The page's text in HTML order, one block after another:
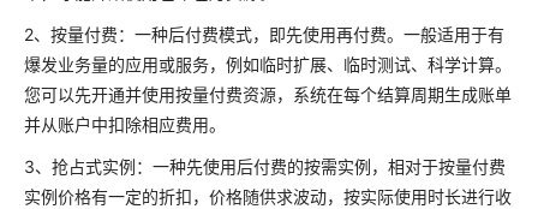
2、按量付费：一种后付费模式，即先使用再付费。一般适用于有
爆发业务量的应用或服务，例如临时扩展、临时测试、科学计算。
您可以先开通并使用按量付费资源，系统在每个结算周期生成账单
并从账户中扣除相应费用。
3、抢占式实例：一种先使用后付费的按需实例，相对于按量付费
实例价格有一定的折扣，价格随供求波动，按实际使用时长进行收